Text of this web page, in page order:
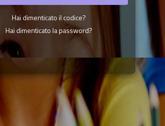
Hai dimenticato il codice?
Hai dimenticato la password?